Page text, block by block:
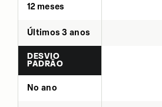
12 meses
Últimos 3 anos
DESVIO
PADRÃO
No ano